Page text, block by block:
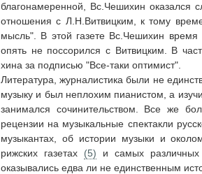
благонамеренной, Вс.Чешихин оказался
отношения с Л.Н.Витвицким, к тому
мысль". В этой газете Вс.Чешихин
опять не поссорился с Витвицким. В
хина за подписью "Все-таки оптимист".
Литература, журналистика были не
музыку и был неплохим пианистом, а
занимался сочинительством. Все же
рецензии на музыкальные спектакли
музыкантах, об истории музыки и
рижских газетах (5) и самых
оказывались едва ли не единственным